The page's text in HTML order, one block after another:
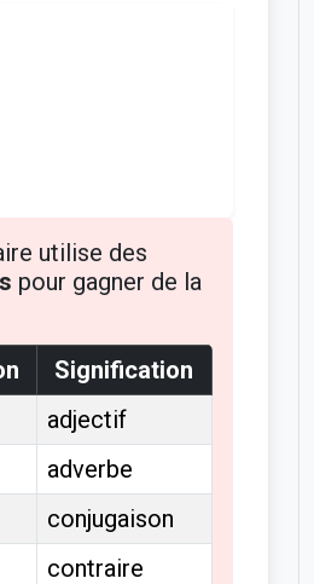
utilise des
pour gagner de la
Signification
adjectif
adverbe
conjugaison
contraire